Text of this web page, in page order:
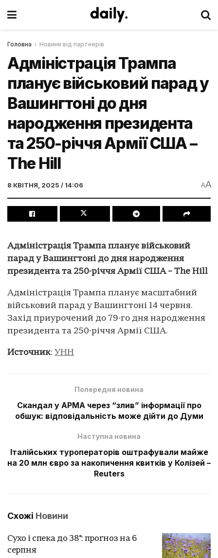
Головна Новини від партнерів
Адміністрація Трампа
планує військовий парад у
Вашингтоні до дня
народження президента
та 250-річчя Армії США –
The Hill
8 КВІТНЯ, 2025 / 14:06 AA
Адміністрація Трампа планує військовий
парад у Вашингтоні до дня народження
президента та 250-річчя Армії США – The Hill
Адміністрація Трампа планує масштабний
військовий парад у Вашингтоні 14 червня.
Захід приурочений до 79-го дня народження
президента та 250-річчя Армії США.
Источник: УНН
Попередня новина
Скандал у АРМА через “злив” інформації про
обшук: відповідальність може дійти до Думи
Наступна новина
Італійських туроператорів оштрафували майже
на 20 млн євро за накопичення квитків у Колізей –
Reuters
Схожі Новини
Сухо і спека до 38°: прогноз на 6
серпня